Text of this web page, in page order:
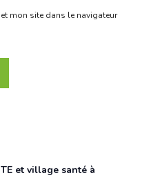
mon site dans le navigateur
et village santé à